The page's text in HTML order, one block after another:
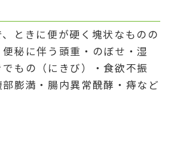
ときに便が硬く塊状なものの
秘に伴う頭重・のぼせ・湿
もの（にきび）・食欲不振
部膨満・腸内異常醗酵・痔など